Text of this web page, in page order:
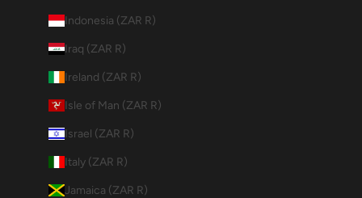
Indonesia (ZAR R)
Iraq (ZAR R)
Ireland (ZAR R)
Isle of Man (ZAR R)
Israel (ZAR R)
Italy (ZAR R)
Jamaica (ZAR R)